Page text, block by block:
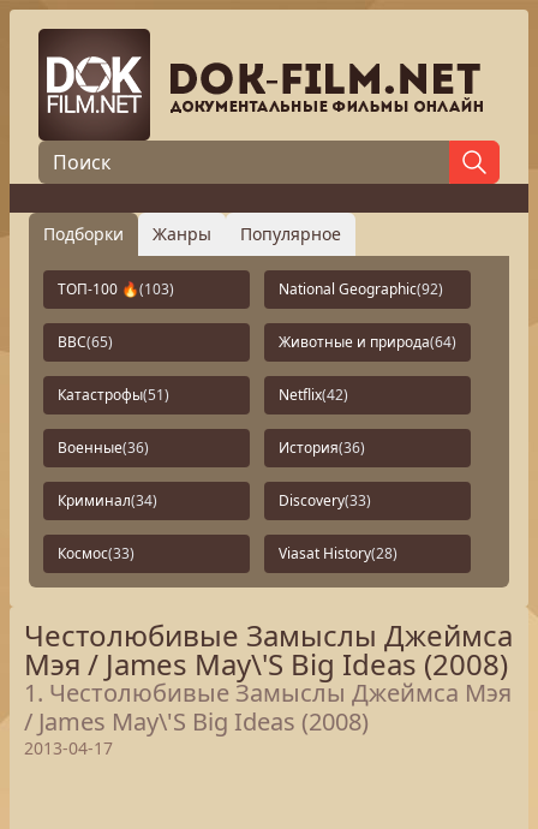
Подборки Жанры Популярное
ТОП-100 🔥(103) National Geographic(92)
BBC(65) Животные и природа(64)
Катастрофы(51) Netflix(42)
Военные(36) История(36)
Криминал(34) Discovery(33)
Космос(33) Viasat History(28)
Честолюбивые Замыслы Джеймса
Мэя / James May\'S Big Ideas (2008)
1. Честолюбивые Замыслы Джеймса Мэя
/ James May\'S Big Ideas (2008)
2013-04-17